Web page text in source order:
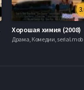
Хорошая химия (2008)
Драма, Комедии, serial.mob